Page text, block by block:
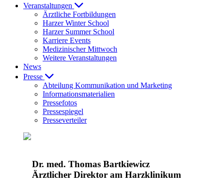
Veranstaltungen
Ärztliche Fortbildungen
Harzer Winter School
Harzer Summer School
Karriere Events
Medizinischer Mittwoch
Weitere Veranstaltungen
News
Presse
Abteilung Kommunikation und Marketing
Informationsmaterialien
Pressefotos
Pressespiegel
Presseverteiler
Dr. med. Thomas Bartkiewicz
Ärztlicher Direktor am Harzklinikum